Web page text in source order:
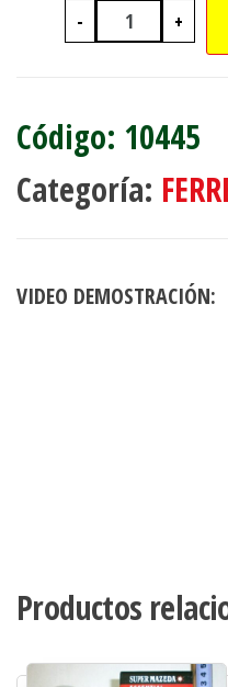
-
VALVULA
+
10445
Categoría:
VIDEO DEMOSTRACIÓN:
Productos